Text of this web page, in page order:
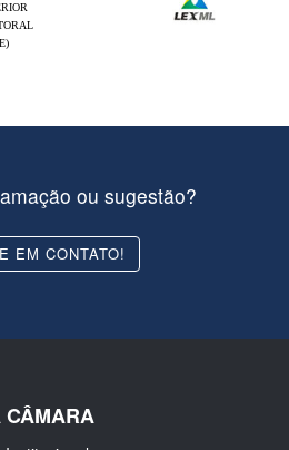
ou sugestão?
EM CONTATO!
CÂMARA